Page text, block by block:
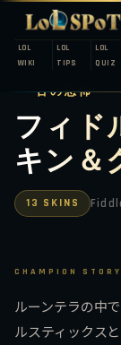
LOL
WIKI
LOL
TIPS
LOL
QUIZ
LEAGUE OF
古の恐怖
フィド
キン＆
13 SKINS
CHAMPION STORY
ルーンテラの中
ルスティックス